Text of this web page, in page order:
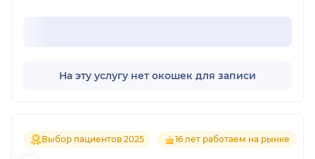
На эту услугу нет окошек для записи
Выбор пациентов 2025 16 лет работаем на рынке